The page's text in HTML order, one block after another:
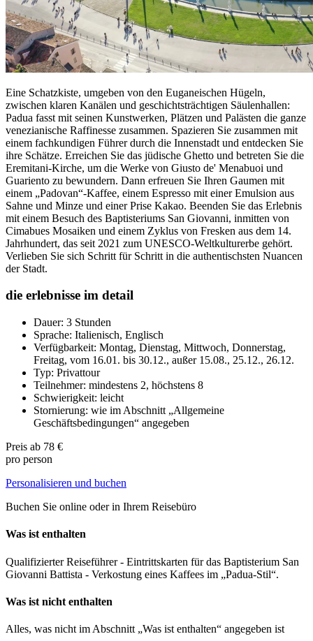
Eine Schatzkiste, umgeben von den Euganeischen Hügeln,
zwischen klaren Kanälen und geschichtsträchtigen Säulenhallen:
Padua fasst mit seinen Kunstwerken, Plätzen und Palästen die ganze
venezianische Raffinesse zusammen. Spazieren Sie zusammen mit
einem fachkundigen Führer durch die Innenstadt und entdecken Sie
ihre Schätze. Erreichen Sie das jüdische Ghetto und betreten Sie die
Eremitani-Kirche, um die Werke von Giusto de' Menabuoi und
Guariento zu bewundern. Dann erfreuen Sie Ihren Gaumen mit
einem „Padovan“-Kaffee, einem Espresso mit einer Emulsion aus
Sahne und Minze und einer Prise Kakao. Beenden Sie das Erlebnis
mit einem Besuch des Baptisteriums San Giovanni, inmitten von
Cimabues Mosaiken und einem Zyklus von Fresken aus dem 14.
Jahrhundert, das seit 2021 zum UNESCO-Weltkulturerbe gehört.
Verlieben Sie sich Schritt für Schritt in die authentischsten Nuancen
der Stadt.
die erlebnisse im detail
Dauer: 3 Stunden
Sprache: Italienisch, Englisch
Verfügbarkeit: Montag, Dienstag, Mittwoch, Donnerstag,
Freitag, vom 16.01. bis 30.12., außer 15.08., 25.12., 26.12.
Typ: Privattour
Teilnehmer: mindestens 2, höchstens 8
Schwierigkeit: leicht
Stornierung: wie im Abschnitt „Allgemeine
Geschäftsbedingungen“ angegeben
Preis ab 78 €
pro person
Personalisieren und buchen
Buchen Sie online oder in Ihrem Reisebüro
Was ist enthalten
Qualifizierter Reiseführer - Eintrittskarten für das Baptisterium San
Giovanni Battista - Verkostung eines Kaffees im „Padua-Stil“.
Was ist nicht enthalten
Alles, was nicht im Abschnitt „Was ist enthalten“ angegeben ist